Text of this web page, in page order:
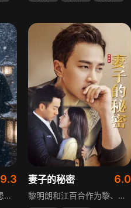
9.3
现代网文作家夏小树身患绝症，临终前未能完成最后一部长篇小说，带着遗憾离世，却意外穿越进自己笔下的世界，成为书中的明月公主。夏小树步步为营，一次次改写危机。当夏小树耗尽预知，失去剧本掌控，她和萧景琰的命运急转直下。萧景琰被逼另娶他人，两人被迫私奔，却在曙光初现时遭遇追兵——夏小树中箭身亡，萧景琰抱着她痛不欲生。十年后，登基为帝的萧景琰在上元灯会上，遇见一个提着兔子灯的姑娘，与当年的明月一模一样……
妻子的秘密 6.0
黎明朗和江百合作为黎、江两大集团的继承人，即将订婚，一场完美婚姻却在一日之间沦为悲剧前奏。订婚当日变故夺去百合父母生命，她临危受命挑起江氏重担，明朗不顾家人反对将她接进黎家。黎母想赶走百合，秘书宁夏誓夺回明朗，大哥黎天图谋篡夺黎氏家产，三个家庭命运就此牵动。千万巨债、身世之谜、婆媳之争、丧子之痛等接踵而至，明朗与百合的爱情历经重重危机，迷失的错爱能否被真情指引。